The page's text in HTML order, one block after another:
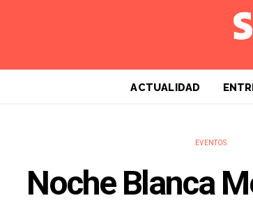
ACTUALIDAD
EVENTOS
Noche Blanca